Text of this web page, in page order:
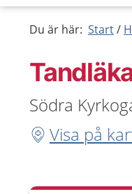
Du är här: Start
Södra
Visa på